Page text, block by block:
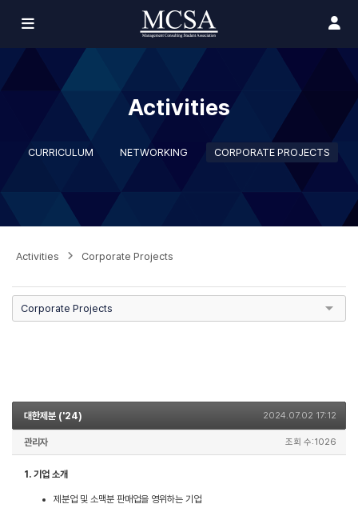
Activities
CURRICULUM NETWORKING CORPORATE PROJECTS
Activities Corporate Projects
Corporate Projects
대한제분 ('24) 2024.07.02 17:12
관리자 조회 수:1026
1. 기업 소개
제분업 및 소맥분 판매업을 영위하는 기업